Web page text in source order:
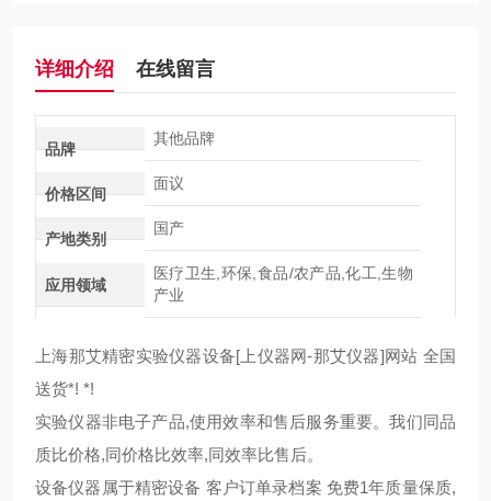
详细介绍 在线留言
品牌
其他品牌
价格区间
面议
产地类别
国产
应用领域
医疗卫生,环保,食品/农产品,化工,生物
产业
上海那艾精密实验仪器设备[上仪器网-那艾仪器]网站 全国
送货*! *!
实验仪器非电子产品,使用效率和售后服务重要。我们同品
质比价格,同价格比效率,同效率比售后。
设备仪器属于精密设备 客户订单录档案 免费1年质量保质,